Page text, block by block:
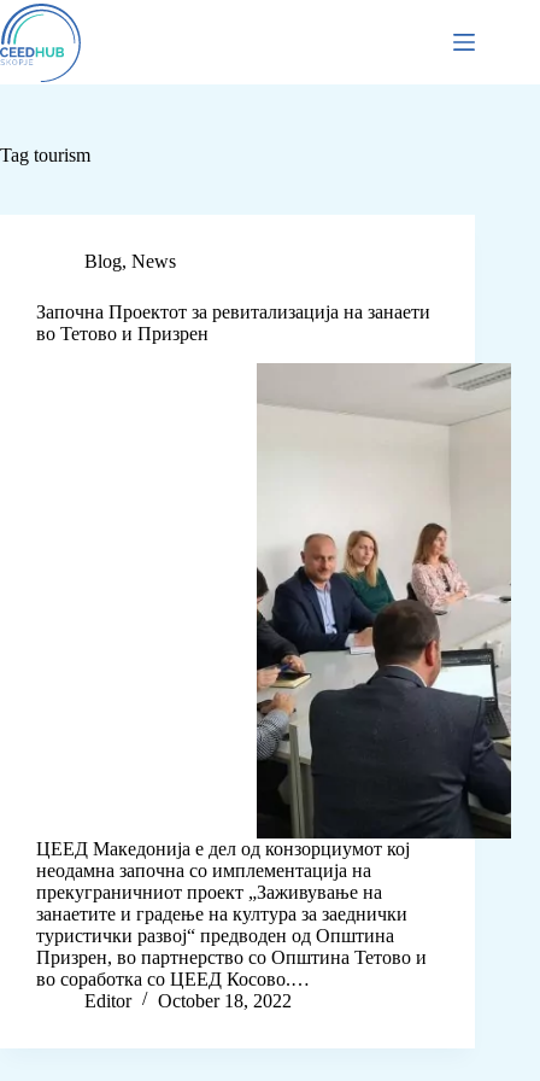
Tag tourism
Blog, News
Започна Проектот за ревитализација на занаети
во Тетово и Призрен
ЦЕЕД Македонија е дел од конзорциумот кој
неодамна започна со имплементација на
прекуграничниот проект „Заживување на
занаетите и градење на култура за заеднички
туристички развој“ предводен од Општина
Призрен, во партнерство со Општина Тетово и
во соработка со ЦЕЕД Косово.…
Editor
October 18, 2022